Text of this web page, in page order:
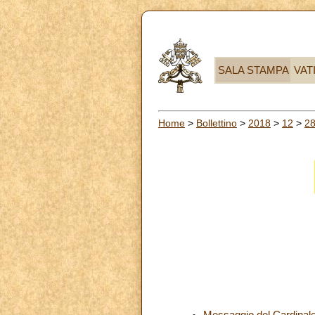
SALA STAMPA
Home > Bollettino > 2018 > 12 > 28